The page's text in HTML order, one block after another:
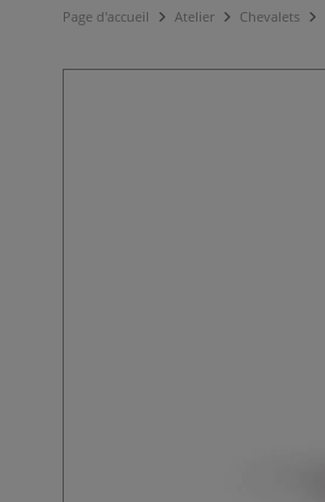
Page d'accueil Atelier Chevalets